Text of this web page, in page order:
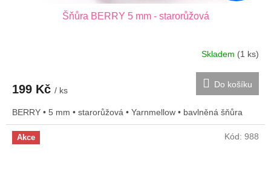
Šňůra BERRY 5 mm - starorůžová
Skladem (1 ks)
199 Kč / ks
Do košíku
BERRY • 5 mm • starorůžová • Yarnmellow • bavlněná šňůra
Akce Kód: 988